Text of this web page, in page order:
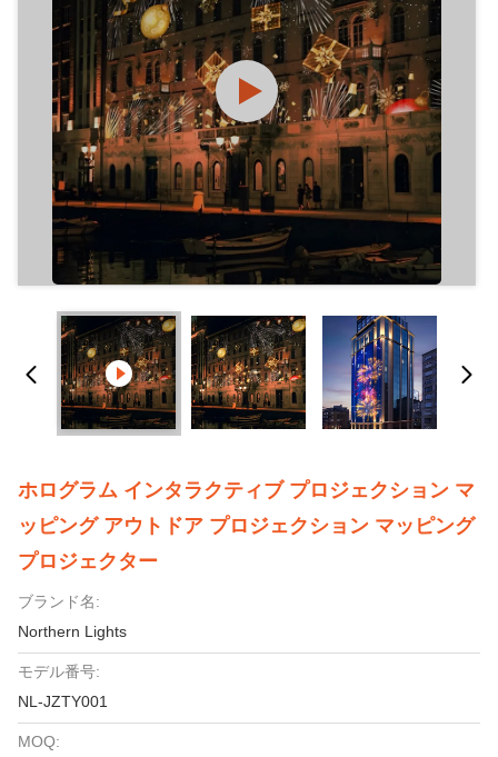
ホログラム インタラクティブ プロジェクション マ
ッピング アウトドア プロジェクション マッピング
プロジェクター
ブランド名:
Northern Lights
モデル番号:
NL-JZTY001
MOQ: